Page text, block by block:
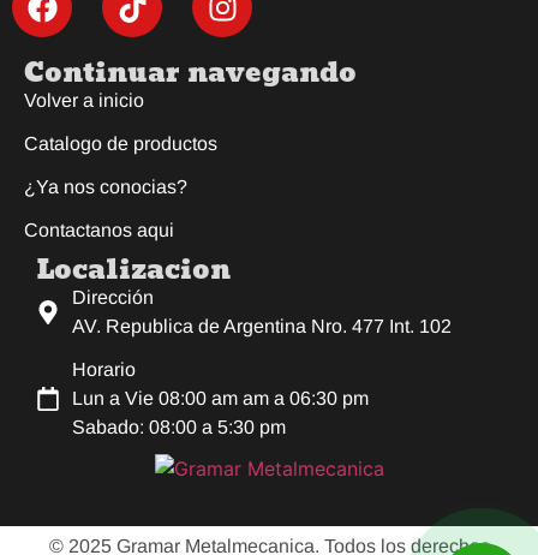
Continuar navegando
Volver a inicio
Catalogo de productos
¿Ya nos conocias?
Contactanos aqui
Localizacion
Dirección
AV. Republica de Argentina Nro. 477 Int. 102
Horario
Lun a Vie 08:00 am am a 06:30 pm
Sabado: 08:00 a 5:30 pm
© 2025 Gramar Metalmecanica. Todos los derechos